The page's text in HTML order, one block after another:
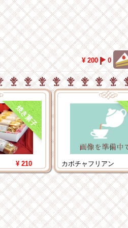
¥ 200 0
焼き菓子
¥ 210 カボチャフリアン